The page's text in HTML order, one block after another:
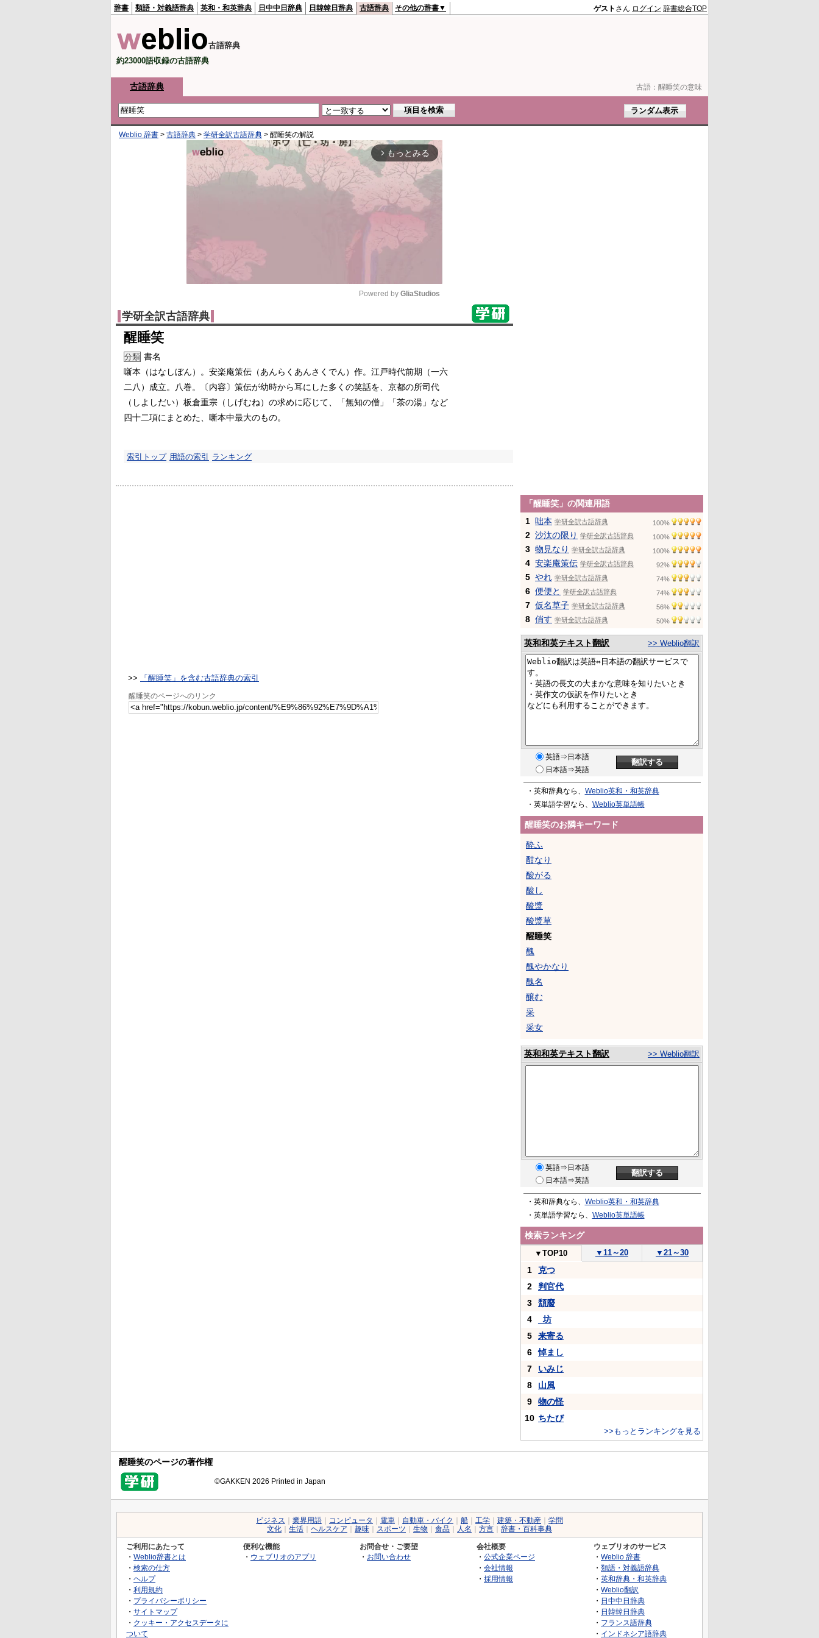
古語： 醒睡笑の意味
辞書 類語・対義語辞典 英和・和英辞典 日中中日辞典 日韓韓日辞典 古語辞典 その他の辞書▼ ゲスト さん ログイン 辞書総合TOP
古語辞典
約23000語収録の古語辞典
古語辞典
Weblio 辞書 > 古語辞典 > 学研全訳古語辞典 > 醒睡笑の解説
arrow_forward_ios もっとみる
Mute
Powered by GliaStudios
学研全訳古語辞典
醒睡笑
分類 書名
噺本（はなしぼん）。安楽庵策伝（あんらくあんさくでん）作。江戸時代前期（一六
二八）成立。八巻。〔内容〕策伝が幼時から耳にした多くの笑話を、京都の所司代
（しよしだい）板倉重宗（しげむね）の求めに応じて、「無知の僧」「茶の湯」など
四十二項にまとめた、噺本中最大のもの。
索引トップ 用語の索引 ランキング
>> 「醒睡笑」を含む古語辞典の索引
醒睡笑のページへのリンク
「醒睡笑」の関連用語
1 咄本 学研全訳古語辞典 100%
2 沙汰の限り 学研全訳古語辞典 100%
3 物見なり 学研全訳古語辞典 100%
4 安楽庵策伝 学研全訳古語辞典 92%
5 やれ 学研全訳古語辞典 74%
6 便便と 学研全訳古語辞典 74%
7 仮名草子 学研全訳古語辞典 56%
8 俏す 学研全訳古語辞典 50%
英和和英テキスト翻訳 >> Weblio翻訳
英語⇒日本語
日本語⇒英語
・英和辞典なら、 Weblio英和・和英辞典
・英単語学習なら、 Weblio英単語帳
醒睡笑のお隣キーワード
酔ふ
酣なり
酸がる
酸し
酸漿
酸漿草
醒睡笑
醜
醜やかなり
醜名
醸む
采
采女
英和和英テキスト翻訳 >> Weblio翻訳
英語⇒日本語
日本語⇒英語
・英和辞典なら、 Weblio英和・和英辞典
・英単語学習なら、 Weblio英単語帳
検索ランキング
▼ TOP10 ▼ 11～20 ▼ 21～30
1
克つ
2
判官代
3
頽廢
4
_坊
5
来寄る
6
悼まし
7
いみじ
8
山風
9
物の怪
10 ちたび
>>もっとランキングを見る
醒睡笑のページの著作権
©GAKKEN 2026 Printed in Japan
ビジネス 業界用語 コンピュータ 電車 自動車・バイク 船 工学 建築・不動産
学問
文化
生活 ヘルスケア 趣味 スポーツ 生物 食品 人名 方言 辞書・百科事典
ご利用にあたって
・ Weblio辞書とは
・ 検索の仕方
・ ヘルプ
・ 利用規約
・ プライバシーポリシー
・ サイトマップ
・ クッキー・アクセスデータに
ついて
便利な機能
・ ウェブリオのアプリ
お問合せ・ご要望
・ お問い合わせ
会社概要
・ 公式企業ページ
・ 会社情報
・ 採用情報
ウェブリオのサービス
・ Weblio 辞書
・ 類語・対義語辞典
・ 英和辞典・和英辞典
・ Weblio翻訳
・ 日中中日辞典
・ 日韓韓日辞典
・ フランス語辞典
・ インドネシア語辞典